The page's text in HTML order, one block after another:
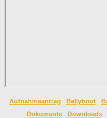
Aufnahmeantrag Bellyboot
Dokumente
Downloads